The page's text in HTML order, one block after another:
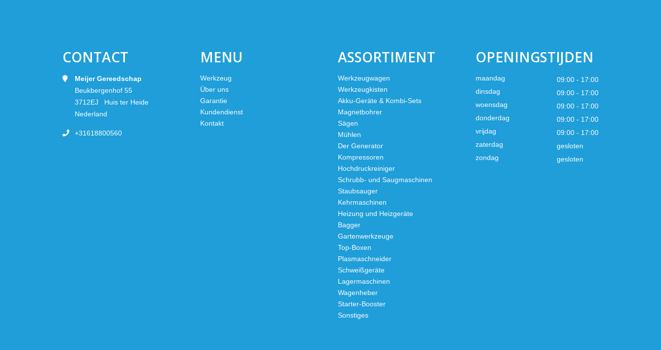
CONTACT
Meijer Gereedschap
Beukbergenhof 55
3712EJ Huis ter Heide
Nederland
+31618800560
MENU
Werkzeug
Über uns
Garantie
Kundendienst
Kontakt
ASSORTIMENT
Werkzeugwagen
Werkzeugkisten
Akku-Geräte & Kombi-Sets
Magnetbohrer
Sägen
Mühlen
Der Generator
Kompressoren
Hochdruckreiniger
Schrubb- und Saugmaschinen
Staubsauger
Kehrmaschinen
Heizung und Heizgeräte
Bagger
Gartenwerkzeuge
Top-Boxen
Plasmaschneider
Schweißgeräte
Lagermaschinen
Wagenheber
Starter-Booster
Sonstiges
OPENINGSTIJDEN
maandag
09:00 - 17:00
dinsdag
09:00 - 17:00
woensdag
09:00 - 17:00
donderdag
09:00 - 17:00
vrijdag
09:00 - 17:00
zaterdag
gesloten
zondag
gesloten